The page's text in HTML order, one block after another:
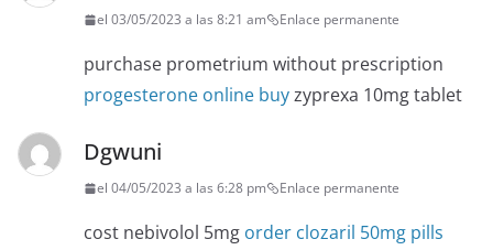
el 03/05/2023 a las 8:21 am Enlace permanente
purchase prometrium without prescription
progesterone online buyzyprexa 10mg tablet
Dgwuni
el 04/05/2023 a las 6:28 pm Enlace permanente
cost nebivolol 5mg order clozaril 50mg pills